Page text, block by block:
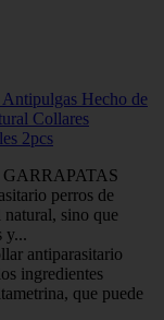
Hecho de
Collares
2pcs
perros de
natural, sino que
y...
antiparasitario
ingredientes
que puede